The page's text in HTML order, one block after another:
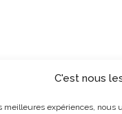
C'est nous
meilleures expériences, nous